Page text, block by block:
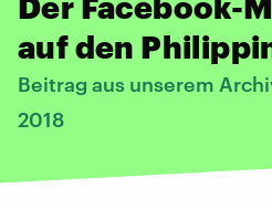
auf den
Beitrag aus unserem
2018